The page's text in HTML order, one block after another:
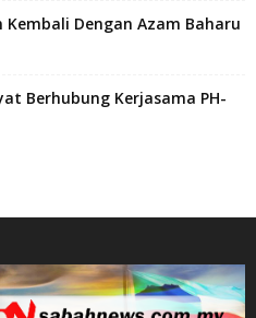
Dengan Azam Baharu
Berhubung Kerjasama PH-